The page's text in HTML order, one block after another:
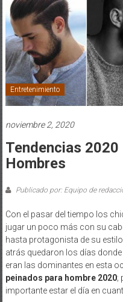
Entretenimiento
noviembre 2, 2020
Tendencias 2020
Hombres
Publicado por: Equipo de
Con el pasar del tiempo los
jugar un poco más con su
hasta protagonista de su
atrás quedaron los días
eran las dominantes en esta
peinados para hombre 2020;
importante estar el día en